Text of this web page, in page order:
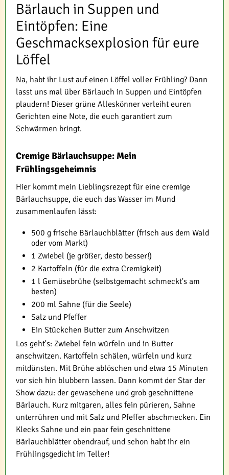
Bärlauch in Suppen und
Eintöpfen: Eine
Geschmacksexplosion für eure
Löffel
Na, habt ihr Lust auf einen Löffel voller Frühling? Dann
lasst uns mal über Bärlauch in Suppen und Eintöpfen
plaudern! Dieser grüne Alleskönner verleiht euren
Gerichten eine Note, die euch garantiert zum
Schwärmen bringt.
Cremige Bärlauchsuppe: Mein
Frühlingsgeheimnis
Hier kommt mein Lieblingsrezept für eine cremige
Bärlauchsuppe, die euch das Wasser im Mund
zusammenlaufen lässt:
500 g frische Bärlauchblätter (frisch aus dem Wald
oder vom Markt)
1 Zwiebel (je größer, desto besser!)
2 Kartoffeln (für die extra Cremigkeit)
1 l Gemüsebrühe (selbstgemacht schmeckt's am
besten)
200 ml Sahne (für die Seele)
Salz und Pfeffer
Ein Stückchen Butter zum Anschwitzen
Los geht's: Zwiebel fein würfeln und in Butter
anschwitzen. Kartoffeln schälen, würfeln und kurz
mitdünsten. Mit Brühe ablöschen und etwa 15 Minuten
vor sich hin blubbern lassen. Dann kommt der Star der
Show dazu: der gewaschene und grob geschnittene
Bärlauch. Kurz mitgaren, alles fein pürieren, Sahne
unterrühren und mit Salz und Pfeffer abschmecken. Ein
Klecks Sahne und ein paar fein geschnittene
Bärlauchblätter obendrauf, und schon habt ihr ein
Frühlingsgedicht im Teller!